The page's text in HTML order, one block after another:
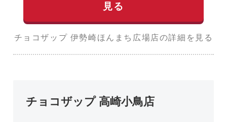
見る
チョコザップ 伊勢崎ほんまち広場店の詳細を見る
チョコザップ 高崎小鳥店